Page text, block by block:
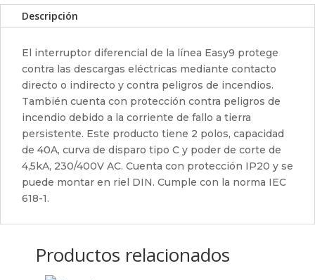
Descripción
El interruptor diferencial de la línea Easy9 protege
contra las descargas eléctricas mediante contacto
directo o indirecto y contra peligros de incendios.
También cuenta con protección contra peligros de
incendio debido a la corriente de fallo a tierra
persistente. Este producto tiene 2 polos, capacidad
de 40A, curva de disparo tipo C y poder de corte de
4,5kA, 230/400V AC. Cuenta con protección IP20 y se
puede montar en riel DIN. Cumple con la norma IEC
618-1.
Productos relacionados